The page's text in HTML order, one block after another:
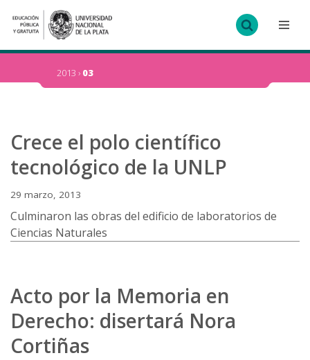
Ir
al
2013 › 03
Crece el polo científico
tecnológico de la UNLP
29 marzo, 2013
Culminaron las obras del edificio de laboratorios de
Ciencias Naturales
Acto por la Memoria en
Derecho: disertará Nora
Cortiñas